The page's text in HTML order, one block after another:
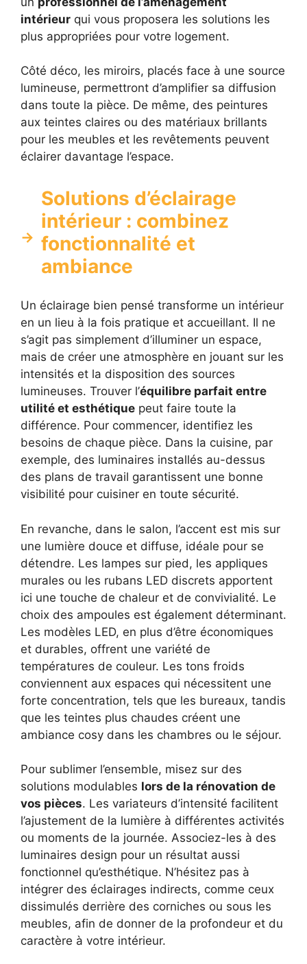
intérieur qui vous proposera les solutions les
plus appropriées pour votre logement.
Côté déco, les miroirs, placés face à une source
lumineuse, permettront d’amplifier sa diffusion
dans toute la pièce. De même, des peintures
aux teintes claires ou des matériaux brillants
pour les meubles et les revêtements peuvent
éclairer davantage l’espace.
Solutions d’éclairage
intérieur : combinez
fonctionnalité et
ambiance
Un éclairage bien pensé transforme un intérieur
en un lieu à la fois pratique et accueillant. Il ne
s’agit pas simplement d’illuminer un espace,
mais de créer une atmosphère en jouant sur les
intensités et la disposition des sources
lumineuses. Trouver l’équilibre parfait entre
utilité et esthétique peut faire toute la
différence. Pour commencer, identifiez les
besoins de chaque pièce. Dans la cuisine, par
exemple, des luminaires installés au-dessus
des plans de travail garantissent une bonne
visibilité pour cuisiner en toute sécurité.
En revanche, dans le salon, l’accent est mis sur
une lumière douce et diffuse, idéale pour se
détendre. Les lampes sur pied, les appliques
murales ou les rubans LED discrets apportent
ici une touche de chaleur et de convivialité. Le
choix des ampoules est également déterminant.
Les modèles LED, en plus d’être économiques
et durables, offrent une variété de
températures de couleur. Les tons froids
conviennent aux espaces qui nécessitent une
forte concentration, tels que les bureaux, tandis
que les teintes plus chaudes créent une
ambiance cosy dans les chambres ou le séjour.
Pour sublimer l’ensemble, misez sur des
solutions modulables lors de la rénovation de
vos pièces. Les variateurs d’intensité facilitent
l’ajustement de la lumière à différentes activités
ou moments de la journée. Associez-les à des
luminaires design pour un résultat aussi
fonctionnel qu’esthétique. N’hésitez pas à
intégrer des éclairages indirects, comme ceux
dissimulés derrière des corniches ou sous les
meubles, afin de donner de la profondeur et du
caractère à votre intérieur.